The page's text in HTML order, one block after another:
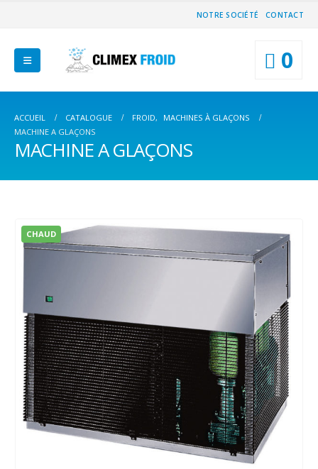
NOTRE SOCIÉTÉ CONTACT
0
ACCUEIL CATALOGUE FROID,
MACHINES À GLAÇONS
MACHINE A GLAÇONS
MACHINE A GLAÇONS
CHAUD